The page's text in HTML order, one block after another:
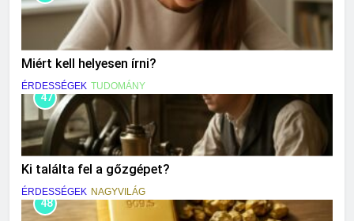
Miért kell helyesen írni?
ÉRDESSÉGEK TUDOMÁNY
47
Ki találta fel a gőzgépet?
ÉRDESSÉGEK NAGYVILÁG
48